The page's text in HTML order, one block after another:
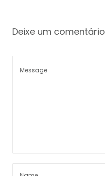
Deixe um comentário